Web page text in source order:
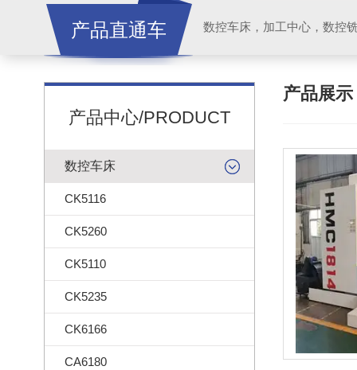
产品直通车
产品中心/PRODUCT
数控车床
CK5116
CK5260
CK5110
CK5235
CK6166
CA6180
产品展示